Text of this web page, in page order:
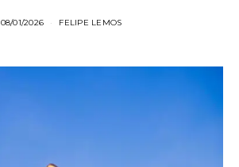
08/01/2026 FELIPE LEMOS